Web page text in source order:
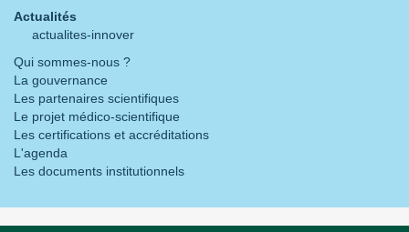
Actualités
actualites-innover
Qui sommes-nous ?
La gouvernance
Les partenaires scientifiques
Le projet médico-scientifique
Les certifications et accréditations
L'agenda
Les documents institutionnels